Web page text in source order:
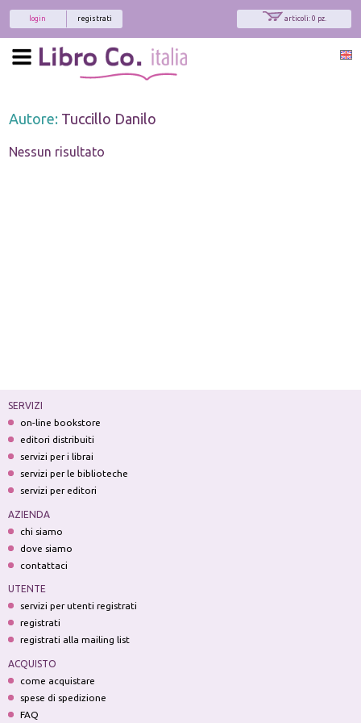
articoli: 0 pz.
registrati
login
Autore: Tuccillo Danilo
Nessun risultato
SERVIZI
on-line bookstore
editori distribuiti
servizi per i librai
servizi per le biblioteche
servizi per editori
AZIENDA
chi siamo
dove siamo
contattaci
UTENTE
servizi per utenti registrati
registrati
registrati alla mailing list
ACQUISTO
come acquistare
spese di spedizione
FAQ